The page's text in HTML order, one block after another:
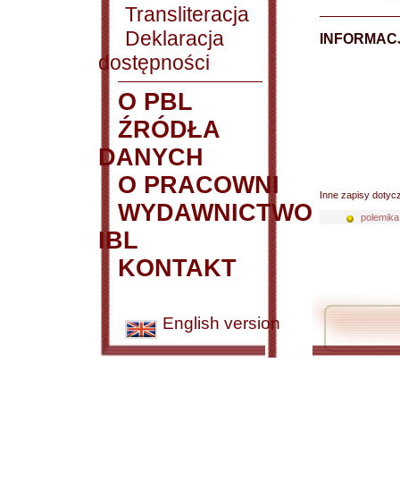
Transliteracja
Deklaracja
dostępności
O PBL
ŹRÓDŁA
DANYCH
O PRACOWNI
WYDAWNICTWO
IBL
KONTAKT
English version
Inne zapisy